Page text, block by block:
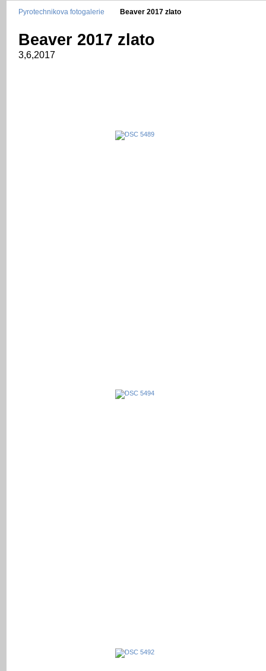
Pyrotechnikova fotogalerie Beaver 2017 zlato
Beaver 2017 zlato
3,6,2017